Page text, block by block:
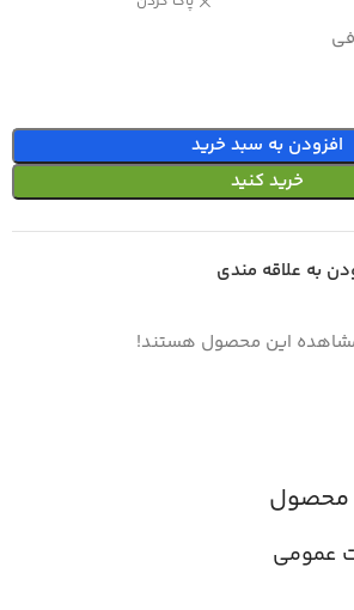
افزودن به سبد خرید
خرید کنید
به علاقه مندی
این محصول هستند!
محصول
عمومی